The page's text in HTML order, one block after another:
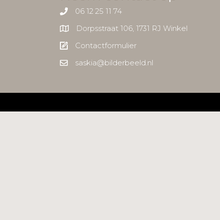
06 12 25 11 74
Dorpsstraat 106, 1731 RJ Winkel
Contactformulier
saskia@bilderbeeld.nl